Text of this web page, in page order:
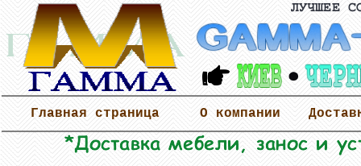
Главная страница О компании